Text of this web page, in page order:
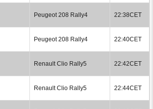
Peugeot 208 Rally4 22:38CET
Peugeot 208 Rally4 22:40CET
Renault Clio Rally5 22:42CET
Renault Clio Rally5 22:44CET